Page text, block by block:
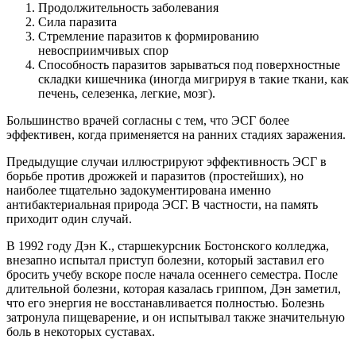
Продолжительность заболевания
Сила паразита
Стремление паразитов к формированию
невосприимчивых спор
Способность паразитов зарываться под поверхностные
складки кишечника (иногда мигрируя в такие ткани, как
печень, селезенка, легкие, мозг).
Большинство врачей согласны с тем, что ЭСГ более
эффективен, когда применяется на ранних стадиях заражения.
Предыдущие случаи иллюстрируют эффективность ЭСГ в
борьбе против дрожжей и паразитов (простейших), но
наиболее тщательно задокументирована именно
антибактериальная природа ЭСГ. В частности, на память
приходит один случай.
В 1992 году Дэн К., старшекурсник Бостонского колледжа,
внезапно испытал приступ болезни, который заставил его
бросить учебу вскоре после начала осеннего семестра. После
длительной болезни, которая казалась гриппом, Дэн заметил,
что его энергия не восстанавливается полностью. Болезнь
затронула пищеварение, и он испытывал также значительную
боль в некоторых суставах.